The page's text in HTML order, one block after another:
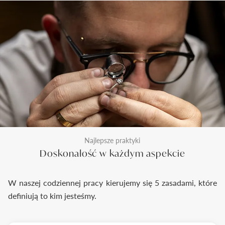
Najlepsze praktyki
Doskonałość w każdym aspekcie
W naszej codziennej pracy kierujemy się 5 zasadami, które
definiują to kim jesteśmy.